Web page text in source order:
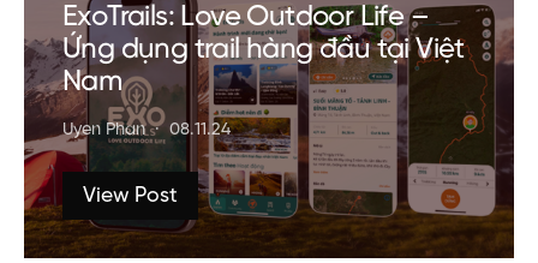
ExoTrails: Love Outdoor Life –
Ứng dụng trail hàng đầu tại Việt
Nam
Uyen Phan 08.11.24
View Post